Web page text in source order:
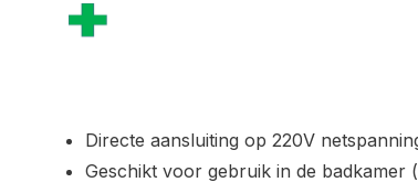
Directe aansluiting op 220V
Geschikt voor gebruik in de